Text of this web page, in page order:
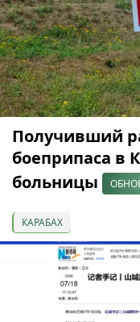
Получивший
боеприпаса в
больницы
КАРАБАХ